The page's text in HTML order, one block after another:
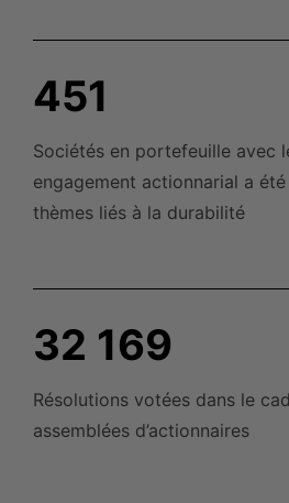
451
Sociétés en portefeuille avec
engagement actionnarial a
thèmes liés à la durabilité
32 169
Résolutions votées dans le
assemblées d’actionnaires